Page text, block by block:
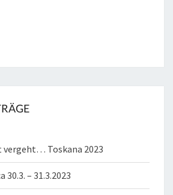
vergeht… Toskana 2023
30.3. – 31.3.2023